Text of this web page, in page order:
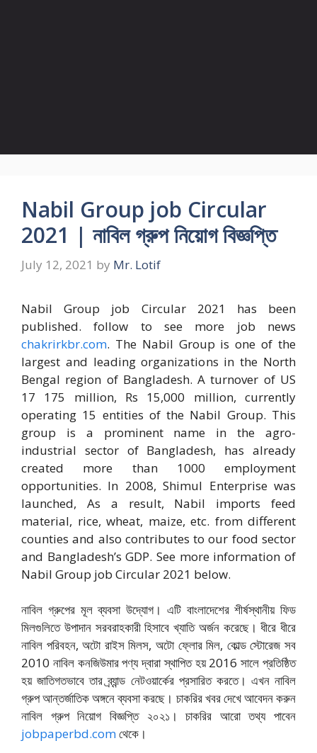
Nabil Group job Circular
2021 | নাবিল গ্রুপ নিয়োগ বিজ্ঞপ্তি
July 12, 2021 by Mr. Lotif
Nabil Group job Circular 2021 has been
published. follow to see more job news
chakrirkbr.com. The Nabil Group is one of the
largest and leading organizations in the North
Bengal region of Bangladesh. A turnover of US
17 175 million, Rs 15,000 million, currently
operating 15 entities of the Nabil Group. This
group is a prominent name in the agro-
industrial sector of Bangladesh, has already
created more than 1000 employment
opportunities. In 2008, Shimul Enterprise was
launched, As a result, Nabil imports feed
material, rice, wheat, maize, etc. from different
counties and also contributes to our food sector
and Bangladesh’s GDP. See more information of
Nabil Group job Circular 2021 below.
নাবিল গ্রুপের মূল ব্যবসা উদ্যোগ। এটি বাংলাদেশের শীর্ষস্থানীয় ফিড
মিলগুলিতে উপাদান সরবরাহকারী হিসাবে খ্যাতি অর্জন করেছে। ধীরে ধীরে
নাবিল পরিবহন, অটো রাইস মিলস, অটো ফ্লোর মিল, কোল্ড স্টোরেজ সব
2010 নাবিল কনজিউমার পণ্য দ্বারা স্থাপিত হয় 2016 সালে প্রতিষ্ঠিত
হয় জাতিগতভাবে তার ব্র্যান্ড নেটওয়ার্কের প্রসারিত করতে। এখন নাবিল
গ্রুপ আন্তর্জাতিক অঙ্গনে ব্যবসা করছে। চাকরির খবর দেখে আবেদন করুন
নাবিল গ্রুপ নিয়োগ বিজ্ঞপ্তি ২০২১। চাকরির আরো তথ্য পাবেন
jobpaperbd.comথেকে।